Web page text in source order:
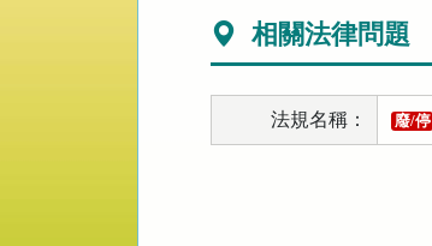
相關法律問題
法規名稱： 廢/停